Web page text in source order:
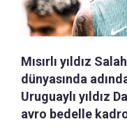
Mısırlı yıldız
dünyasında
Uruguaylı yıldız
avro bedelle